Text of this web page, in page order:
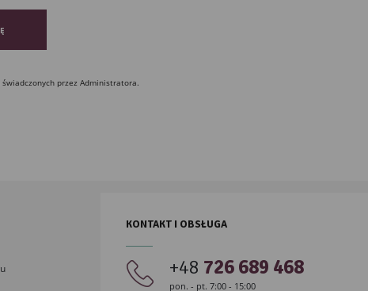
przez Administratora.
KONTAKT I OBSŁUGA
+48 726 689 468
pon. - pt. 7:00 - 15:00